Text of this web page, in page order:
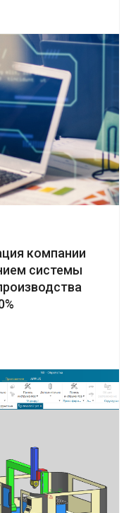
компании
системы